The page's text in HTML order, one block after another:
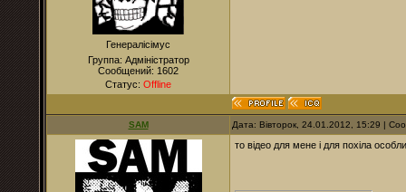
Генералісімус
Группа: Адміністратор
Сообщений: 1602
Статус: Offline
SAM Дата: Вівторок, 24.01.2012, 15:29 |
то відео для мене і для похіла